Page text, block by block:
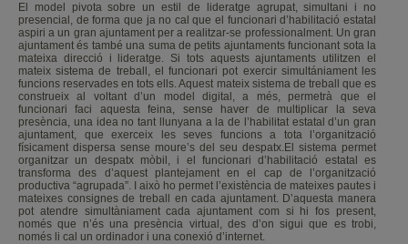
El model pivota sobre un estil de lideratge agrupat, simultani i no
presencial, de forma que ja no cal que el funcionari d’habilitació estatal
aspiri a un gran ajuntament per a realitzar-se professionalment. Un gran
ajuntament és també una suma de petits ajuntaments funcionant sota la
mateixa direcció i lideratge. Si tots aquests ajuntaments utilitzen el
mateix sistema de treball, el funcionari pot exercir simultániament les
funcions reservades en tots ells. Aquest mateix sistema de treball que es
construeix al voltant d’un model digital, a més, permetrà que el
funcionari faci aquesta feina, sense haver de multiplicar la seva
presència, una idea no tant llunyana a la de l’habilitat estatal d’un gran
ajuntament, que exerceix les seves funcions a tota l’organització
físicament dispersa sense moure’s del seu despatx.El sistema permet
organitzar un despatx mòbil, i el funcionari d’habilitació estatal es
transforma des d’aquest plantejament en el cap de l’organització
productiva “agrupada”. I això ho permet l’existència de mateixes pautes i
mateixes consignes de treball en cada ajuntament. D’aquesta manera
pot atendre simultàniament cada ajuntament com si hi fos present,
només que n’és una presència virtual, des d’on sigui que es trobi,
només li cal un ordinador i una conexió d’internet.